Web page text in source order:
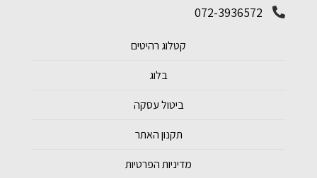
072-3936572
קטלוג רהיטים
בלוג
ביטול עסקה
תקנון האתר
מדיניות הפרטיות